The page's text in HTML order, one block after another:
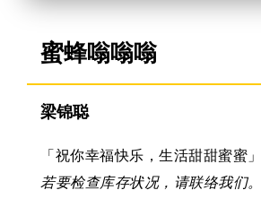
蜜蜂嗡嗡嗡
梁锦聪
「祝你幸福快乐，生活甜甜蜜蜜」
若要检查库存状况，请联络我们。